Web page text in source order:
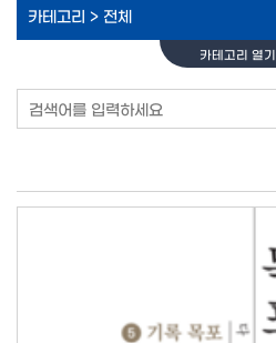
카테고리 > 전체
카테고리 열기
검색어를 입력하세요